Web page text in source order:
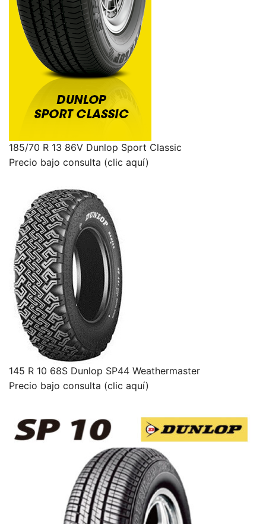
185/70 R 13 86V Dunlop Sport Classic
Precio bajo consulta (clic aquí)
145 R 10 68S Dunlop SP44 Weathermaster
Precio bajo consulta (clic aquí)